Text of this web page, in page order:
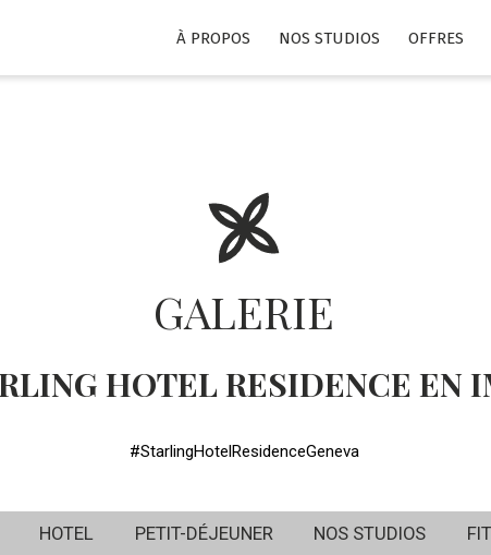
À PROPOS NOS STUDIOS OFFRES
GALERIE
HOTEL RESIDENCE EN
#StarlingHotelResidenceGeneva
HOTEL PETIT-DÉJEUNER NOS STUDIOS